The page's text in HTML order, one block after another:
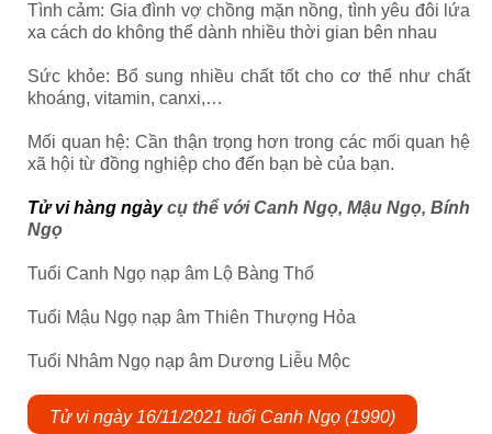
Tình cảm: Gia đình vợ chồng mặn nồng, tình yêu đôi lứa
xa cách do không thể dành nhiều thời gian bên nhau
Sức khỏe: Bổ sung nhiều chất tốt cho cơ thể như chất
khoáng, vitamin, canxi,…
Mối quan hệ: Cần thận trọng hơn trong các mối quan hệ
xã hội từ đồng nghiệp cho đến bạn bè của bạn.
Tử vi hàng ngàycụ thể với Canh Ngọ, Mậu Ngọ, Bính
Ngọ
Tuổi Canh Ngọ nạp âm Lộ Bàng Thổ
Tuổi Mậu Ngọ nạp âm Thiên Thượng Hỏa
Tuổi Nhâm Ngọ nạp âm Dương Liễu Mộc
Tử vi ngày 16/11/2021 tuổi Canh Ngọ (1990)